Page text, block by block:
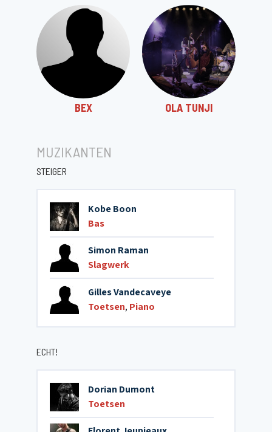
BEX OLA TUNJI
MUZIKANTEN
STEIGER
Kobe Boon
Bas
Simon Raman
Slagwerk
Gilles Vandecaveye
Toetsen, Piano
ECHT!
Dorian Dumont
Toetsen